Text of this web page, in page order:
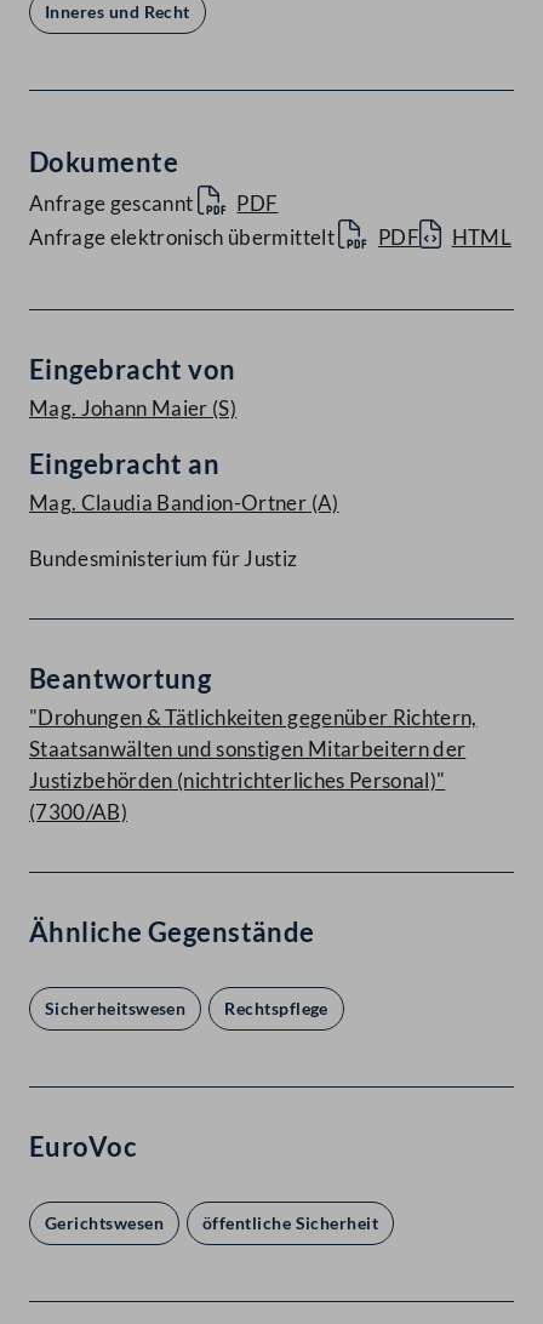
Inneres und Recht
Dokumente
Anfrage gescannt
PDF
Anfrage elektronisch übermittelt
PDF HTML
Eingebracht von
Mag. Johann Maier (S)
Eingebracht an
Mag. Claudia Bandion-Ortner (A)
Bundesministerium für Justiz
Beantwortung
"Drohungen & Tätlichkeiten gegenüber Richtern,
Staatsanwälten und sonstigen Mitarbeitern der
Justizbehörden (nichtrichterliches Personal)"
(7300/AB)
Ähnliche Gegenstände
Sicherheitswesen Rechtspflege
EuroVoc
Gerichtswesen öffentliche Sicherheit